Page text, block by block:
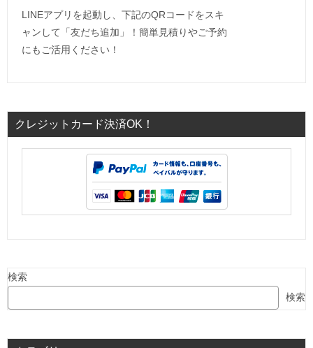
LINEアプリを起動し、下記のQRコードをスキ
ャンして「友だち追加」！簡単見積りやご予約
にもご活用ください！
クレジットカード決済OK！
検索
検索